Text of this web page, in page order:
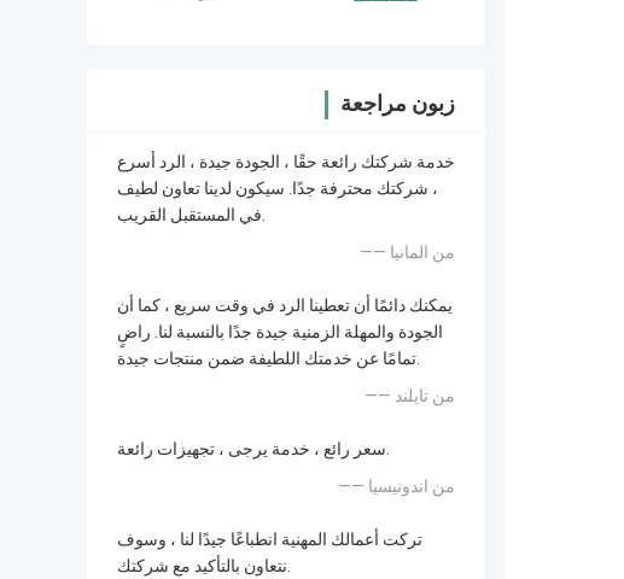
زبون مراجعة
خدمة شركتك رائعة حقًا ، الجودة جيدة ، الرد أسرع
، شركتك محترفة جدًا. سيكون لدينا تعاون لطيف
في المستقبل القريب.
—— من المانيا
يمكنك دائمًا أن تعطينا الرد في وقت سريع ، كما أن
الجودة والمهلة الزمنية جيدة جدًا بالنسبة لنا. راضٍ
تمامًا عن خدمتك اللطيفة ضمن منتجات جيدة.
—— من تايلند
سعر رائع ، خدمة يرجى ، تجهيزات رائعة.
—— من اندونيسيا
تركت أعمالك المهنية انطباعًا جيدًا لنا ، وسوف
نتعاون بالتأكيد مع شركتك.